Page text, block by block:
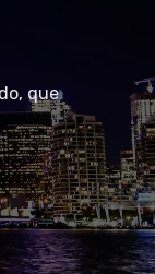
que